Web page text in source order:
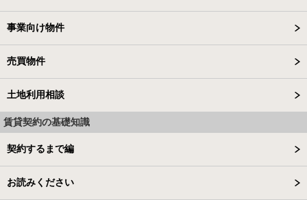
事業向け物件
売買物件
土地利用相談
賃貸契約の基礎知識
契約するまで編
お読みください